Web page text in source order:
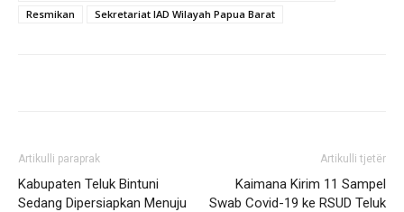
Resmikan
Sekretariat IAD Wilayah Papua Barat
Artikulli paraprak
Kabupaten Teluk Bintuni
Sedang Dipersiapkan Menuju
Artikulli tjetër
Kaimana Kirim 11 Sampel
Swab Covid-19 ke RSUD Teluk